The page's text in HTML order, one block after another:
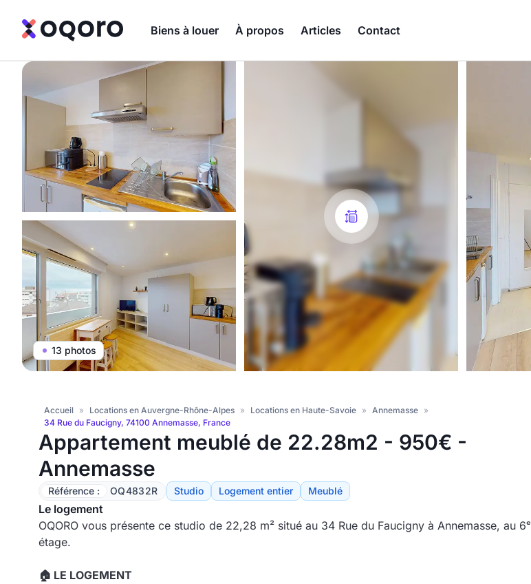
Biens à louer À propos Articles Contact
13 photos
Accueil » Locations en Auvergne-Rhône-Alpes » Locations en Haute-Savoie » Annemasse »
34 Rue du Faucigny, 74100 Annemasse, France
Appartement meublé de 22.28m2 - 950€ -
Annemasse
Référence : OQ4832R Studio Logement entier Meublé
Le logement
OQORO vous présente ce studio de 22,28 m² situé au 34 Rue du Faucigny à Annemasse, au 6ᵉ
étage.
🏠 LE LOGEMENT